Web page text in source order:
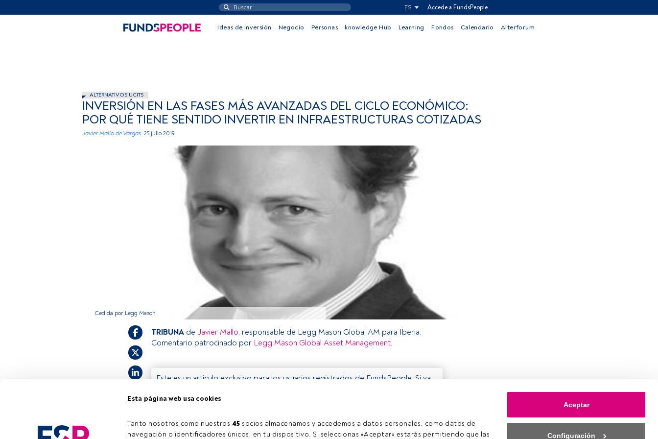
Esta página web usa cookies
Tanto nosotros como nuestros 45 socios almacenamos y accedemos a datos personales, como datos de
navegación o identificadores únicos, en tu dispositivo. Si seleccionas «Aceptar» estarás permitiendo que las
Aceptar
Configuración
ES Accede a FundsPeople
Ideas de inversión Negocio Personas knowledge Hub Learning Fondos Calendario Alterforum
ALTERNATIVOS UCITS
INVERSIÓN EN LAS FASES MÁS AVANZADAS DEL CICLO ECONÓMICO:
POR QUÉ TIENE SENTIDO INVERTIR EN INFRAESTRUCTURAS COTIZADAS
Javier Mallo de Vargas. 25 julio 2019
Cedida por Legg Mason
TRIBUNA de Javier Mallo, responsable de Legg Mason Global AM para Iberia.
Comentario patrocinado por Legg Mason Global Asset Management.
Este es un artículo exclusivo para los usuarios registrados de FundsPeople. Si ya
invitamos a registrarte y disfrutar de todo el universo que ofrece FundsPeople.